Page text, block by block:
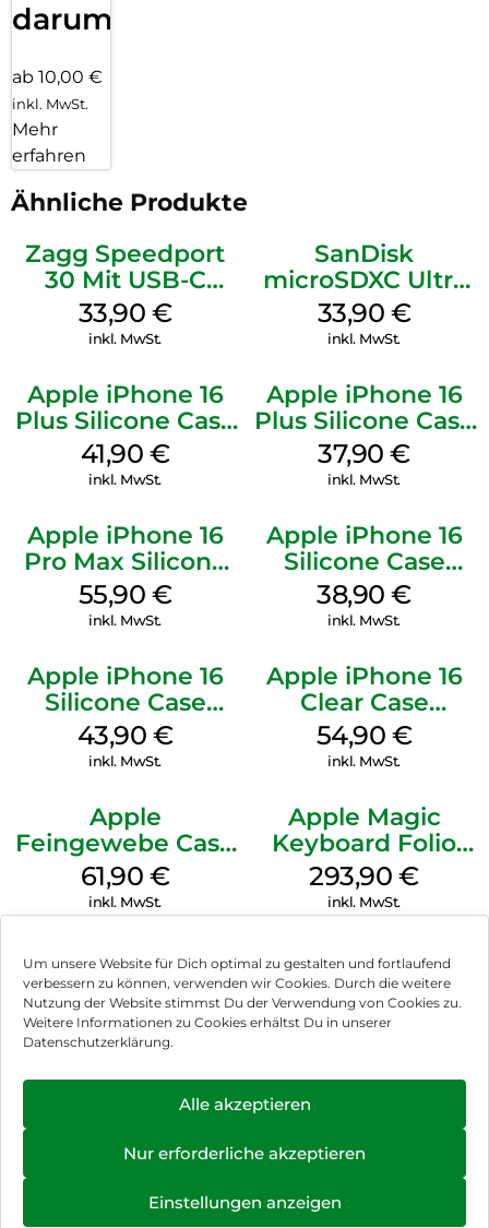
Um unsere Website für Dich optimal zu gestalten und fortlaufend
verbessern zu können, verwenden wir Cookies. Durch die weitere
Nutzung der Website stimmst Du der Verwendung von Cookies zu.
Weitere Informationen zu Cookies erhältst Du in unserer
Datenschutzerklärung.
Alle akzeptieren
Nur erforderliche akzeptieren
Einstellungen anzeigen
darum!
ab 10,00 €
inkl. MwSt.
Mehr
erfahren
Ähnliche Produkte
Zagg Speedport
30 Mit USB-C
Kabel Weiß
33,90 €
inkl. MwSt.
SanDisk
microSDXC Ultra
128 GB + Adapter
Mobile
33,90 €
inkl. MwSt.
Apple iPhone 16
Plus Silicone Case
MagSafe Stone
Gray
41,90 €
inkl. MwSt.
Apple iPhone 16
Plus Silicone Case
MagSafe Lake
Green
37,90€
inkl. MwSt.
Apple iPhone 16
Pro Max Silicone
Case MagSafe
Stone Gray
55,90 €
inkl. MwSt.
Apple iPhone 16
Silicone Case
MagSafe
Ultramarine
38,90€
inkl. MwSt.
Apple iPhone 16
Silicone Case
MagSafe Plum
43,90 €
inkl. MwSt.
Apple iPhone 16
Clear Case
MagSafe
Transparent
54,90 €
inkl. MwSt.
Apple
Feingewebe Case
iPhone 15 Pro
MagSafe Schwarz
61,90 €
inkl. MwSt.
Apple Magic
Keyboard Folio
iPad 10.9″ (10.Gen.)
Weiß
293,90€
inkl. MwSt.
Impressum
Hinweis zur Batterieentsorgung
Newsletter